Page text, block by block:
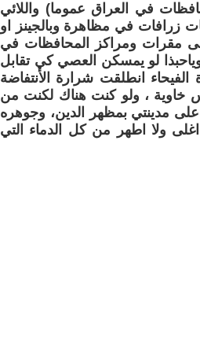
في العراق عموما) واللائي
زرافات في مظاهرة وبالجينز او
مقرات ومراكز المحافظات في
لو يمسكن العصي كي تقابل
انطلقت شرارة الأنتفاضة
خاوية ، ولو كنت هناك لكنت من
مدينتي بمظهر الدين، وجوهره
ولا اطهر من كل الدماء التي